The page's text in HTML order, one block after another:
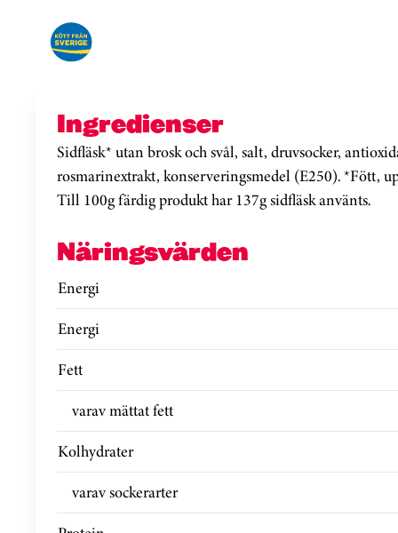
Ingredienser
Sidfläsk* utan brosk och svål, salt, druvsocker,
rosmarinextrakt, konserveringsmedel (E250). *Fött,
Till 100g färdig produkt har 137g sidfläsk använts.
Näringsvärden
Energi
Energi
Fett
varav mättat fett
Kolhydrater
varav sockerarter